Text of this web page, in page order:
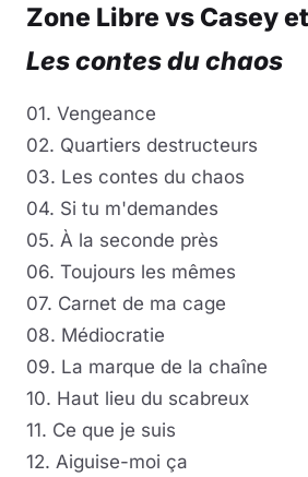
Zone Libre vs Casey
Les contes du chaos
01. Vengeance
02. Quartiers destructeurs
03. Les contes du chaos
04. Si tu m'demandes
05. À la seconde près
06. Toujours les mêmes
07. Carnet de ma cage
08. Médiocratie
09. La marque de la chaîne
10. Haut lieu du scabreux
11. Ce que je suis
12. Aiguise-moi ça